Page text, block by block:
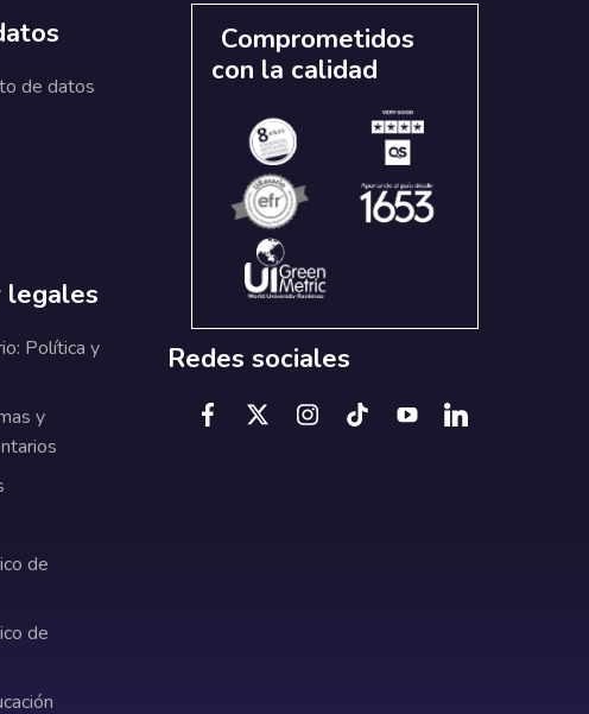
de datos
legales
Política y
y
de
de
Comprometidos
con la calidad
Redes sociales